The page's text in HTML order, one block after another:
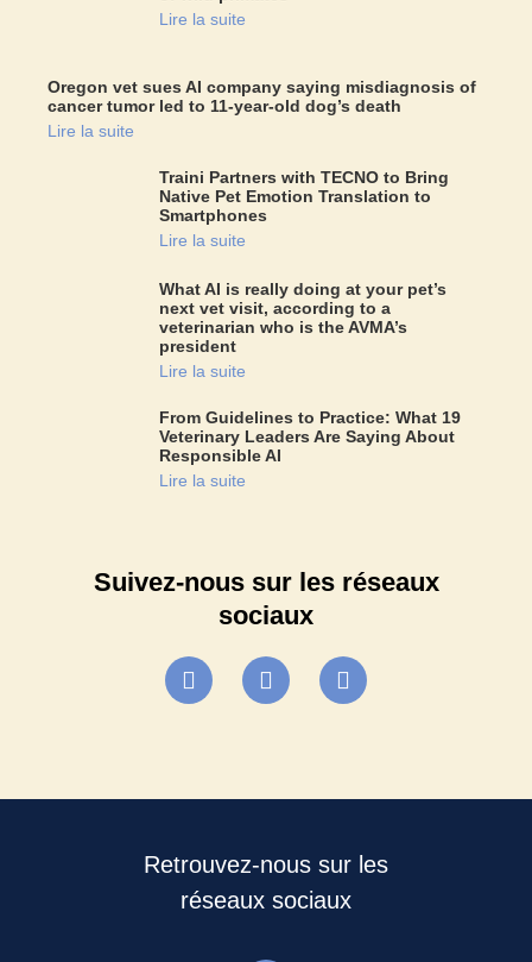
Lire la suite
Oregon vet sues AI company saying misdiagnosis of
cancer tumor led to 11-year-old dog’s death
Lire la suite
Traini Partners with TECNO to Bring
Native Pet Emotion Translation to
Smartphones
Lire la suite
What AI is really doing at your pet’s
next vet visit, according to a
veterinarian who is the AVMA’s
president
Lire la suite
From Guidelines to Practice: What 19
Veterinary Leaders Are Saying About
Responsible AI
Lire la suite
Suivez-nous sur les réseaux
sociaux
Retrouvez-nous sur les
réseaux sociaux